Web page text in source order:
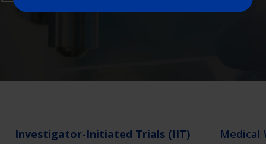
Investigator-Initiated Trials (IIT) Medical